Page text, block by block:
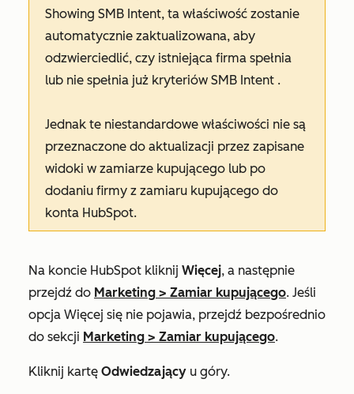
Showing SMB Intent, ta właściwość zostanie
automatycznie zaktualizowana, aby
odzwierciedlić, czy istniejąca firma spełnia
lub nie spełnia już kryteriów SMB Intent .
Jednak te niestandardowe właściwości nie są
przeznaczone do aktualizacji przez zapisane
widoki w zamiarze kupującego lub po
dodaniu firmy z zamiaru kupującego do
konta HubSpot.
Na koncie HubSpot kliknij Więcej, a następnie
przejdź do Marketing > Zamiar kupującego. Jeśli
opcja Więcej się nie pojawia, przejdź bezpośrednio
do sekcji Marketing > Zamiar kupującego.
Kliknij kartę Odwiedzający u góry.